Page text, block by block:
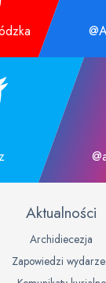
Aktualności
Archidiecezja
Zapowiedzi